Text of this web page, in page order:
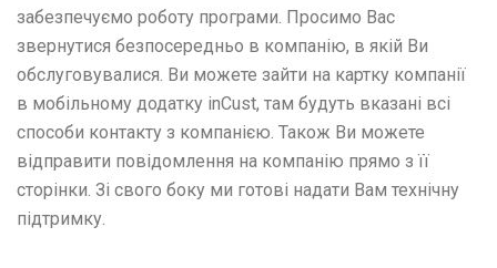
забезпечуємо роботу програми. Просимо Вас
звернутися безпосередньо в компанію, в якій Ви
обслуговувалися. Ви можете зайти на картку компанії
в мобільному додатку inCust, там будуть вказані всі
способи контакту з компанією. Також Ви можете
відправити повідомлення на компанію прямо з її
сторінки. Зі свого боку ми готові надати Вам технічну
підтримку.